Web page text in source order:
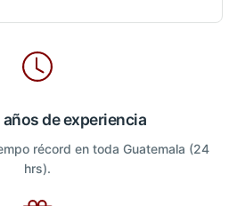
años de experiencia
récord en toda Guatemala (24
hrs).